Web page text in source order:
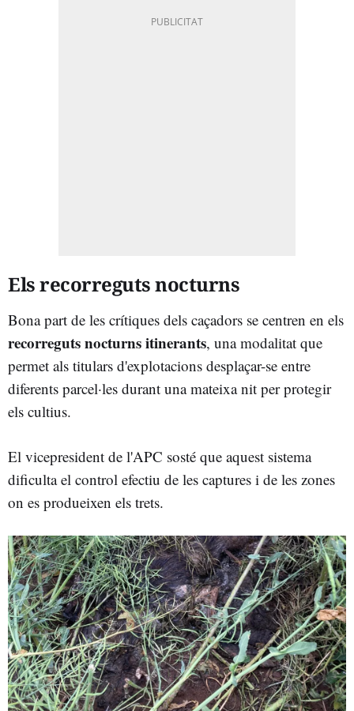
Els recorreguts nocturns
Bona part de les crítiques dels caçadors se centren en els
recorreguts nocturns itinerants, una modalitat que
permet als titulars d'explotacions desplaçar-se entre
diferents parcel·les durant una mateixa nit per protegir
els cultius.
El vicepresident de l'APC sosté que aquest sistema
dificulta el control efectiu de les captures i de les zones
on es produeixen els trets.